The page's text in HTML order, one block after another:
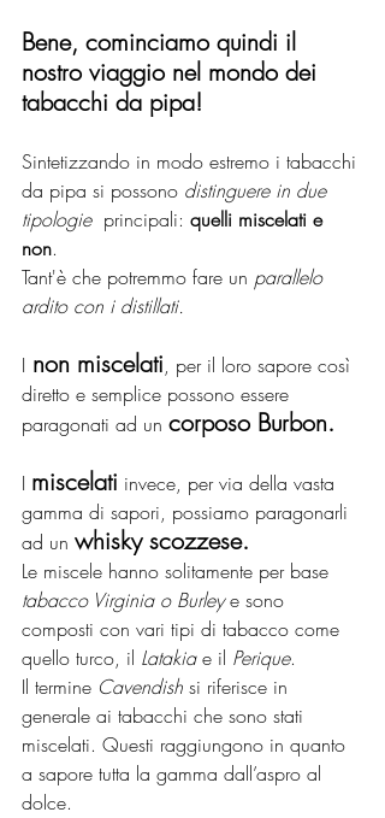
Bene, cominciamo quindi il
nostro viaggio nel mondo dei
tabacchi da pipa!
Sintetizzando in modo estremo i tabacchi
da pipa si possono distinguere in due
tipologie
  principali:
quelli miscelati e
non.
Tant'è che potremmo fare un parallelo
ardito con i distillati.
I non miscelati, per il loro sapore così
diretto e semplice possono essere
paragonati ad un corposo Burbon.
I miscelati invece, per via della vasta
gamma di sapori, possiamo paragonarli
ad un whisky scozzese.
Le miscele hanno solitamente per base
tabacco Virginia o Burley e sono
composti con vari tipi di tabacco come
quello turco, il Latakia e il Perique.
Il termine Cavendish si riferisce in
generale ai tabacchi che sono stati
miscelati. Questi raggiungono in quanto
a sapore tutta la gamma dall’aspro al
dolce.